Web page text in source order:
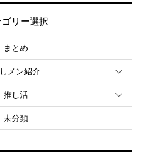
リー選択
まとめ
メン紹介
推し活
未分類